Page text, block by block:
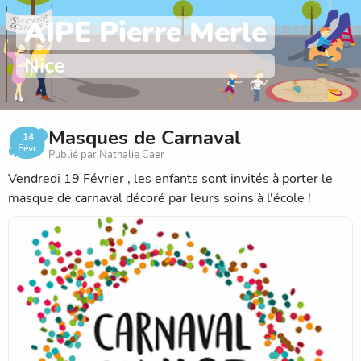
AIPE Pierre Merle
Nice
14
Févr.
Masques de Carnaval
Publié par Nathalie Caer
Vendredi 19 Février , les enfants sont invités à porter le
masque de carnaval décoré par leurs soins à l'école !